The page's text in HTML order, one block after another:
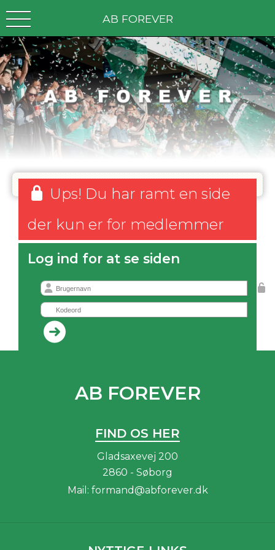
AB FOREVER
Ups! Du har ramt en side
der kun er for medlemmer
Log ind for at se siden
AB FOREVER
FIND OS HER
Gladsaxevej 200
2860 - Søborg
Mail: formand@abforever.dk